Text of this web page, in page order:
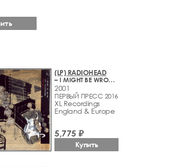
(LP) RADIOHEAD
– I MIGHT BE WRONG - LIVE RECORDINGS
2001
ПЕРВЫЙ ПРЕСС 2016
XL Recordings
England & Europe
5,775 ₽
Купить